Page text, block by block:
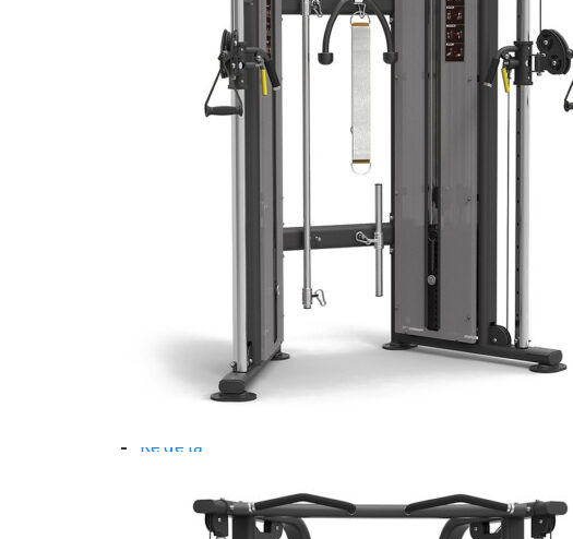
Xe Đạp Tập Thể Dục
Xe đạp ngồi có tựa lưng
Máy Trượt Tuyết
Máy Chèo Thuyền
Máy Leo Cầu Thang
Máy Rung Bụng
Máy tập phục hồi chức năng
Máy khối đa năng
Dàn Tập Thể Lực 360
Máy tập Home Gym
Giàn Tạ Đa Năng
Ghế Tập Bụng
Ghế Tập Tạ
Dụng Cụ Tập Thể Lực
Kệ để tạ
Dụng cụ Massage